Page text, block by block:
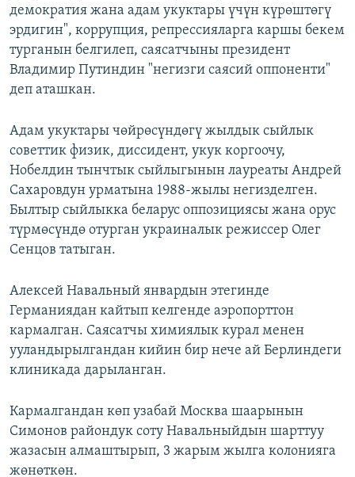
демократия жана адам укуктары үчүн күрөштөгү
эрдигин", коррупция, репрессияларга каршы бекем
турганын белгилеп, саясатчыны президент
Владимир Путиндин "негизги саясий оппоненти"
деп аташкан.
Адам укуктары чөйрөсүндөгү жылдык сыйлык
советтик физик, диссидент, укук коргоочу,
Нобелдин тынчтык сыйлыгынын лауреаты Андрей
Сахаровдун урматына 1988-жылы негизделген.
Былтыр сыйлыкка беларус оппозициясы жана орус
түрмөсүндө отурган украиналык режиссер Олег
Сенцов татыган.
Алексей Навальный январдын этегинде
Германиядан кайтып келгенде аэропорттон
кармалган. Саясатчы химиялык курал менен
ууландырылгандан кийин бир нече ай Берлиндеги
клиникада дарыланган.
Кармалгандан көп узабай Москва шаарынын
Симонов райондук соту Навальныйдын шарттуу
жазасын алмаштырып, 3 жарым жылга колонияга
жөнөткөн.